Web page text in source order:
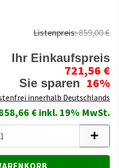
Listenpreis:859,00 €
Ihr Einkaufspreis
721,56 €
Sie sparen 16%
innerhalb Deutschlands
€ inkl. 19% MwSt.